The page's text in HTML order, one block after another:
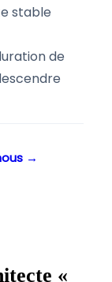
stable
de
→
«